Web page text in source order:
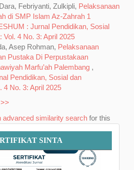
Febriyanti, Zulkipli, Pelaksanaan
di SMP Islam Az-Zahrah 1
: Jurnal Pendidikan, Sosial
Vol. 4 No. 3: April 2025
Asep Rohman, Pelaksanaan
Pustaka Di Perpustakaan
Marfu’ah Palembang ,
Pendidikan, Sosial dan
4 No. 3: April 2025
>>
advanced similarity search for this
SINTA